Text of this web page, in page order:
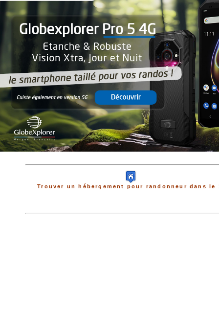
Trouver un hébergement pour randonneur dans le